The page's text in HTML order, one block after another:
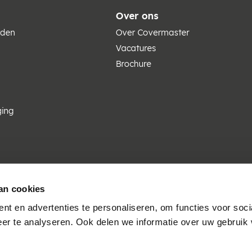
cookies
en advertenties te personaliseren, om functies voor
te analyseren. Ook delen we informatie over uw gebruik
Over ons
Over Covermaster
Vacatures
Brochure